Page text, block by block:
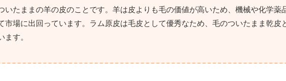
たままの羊の皮のことです。羊は皮よりも毛の価値が高いため、機械や化学薬
市場に出回っています。ラム原皮は毛皮として優秀なため、毛のついたまま乾皮
す。